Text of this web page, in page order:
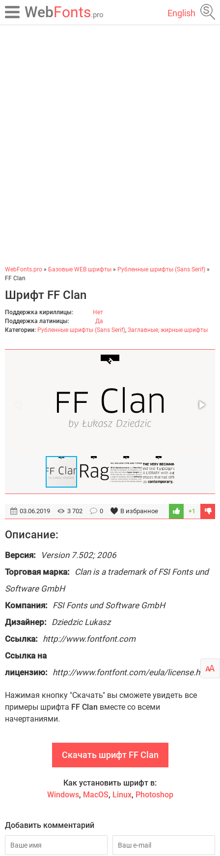
WebFonts.pro English
WebFonts.pro » Базовые WEB шрифты » Рубленные шрифты (Sans Serif) »
FF Clan
Шрифт FF Clan
Поддержка кириллицы:
Нет
Поддержка латиницы:
Да
Категории: Рубленные шрифты (Sans Serif), Заглавные, жирные шрифты
03.06.2019 3 702 0 В избранное +1
Описание:
Версия:
Version 7.502; 2006
Торговая марка:
Clan is a trademark of FSI Fonts und
Software GmbH
Компания: FSI Fonts und Software GmbH
Дизайнер: Dziedzic Lukasz
Ссылка: http://www.fontfont.com
Ссылка на
лицензию: http://www.fontfont.com/eula/license.html
Нажимая кнопку "Скачать" вы сможете увидеть все
примеры шрифта FF Clan вместе со всеми
начертаниями.
Скачать шрифт FF Clan
Как установить шрифт в:
Windows, MacOS, Linux, Photoshop
Добавить комментарий